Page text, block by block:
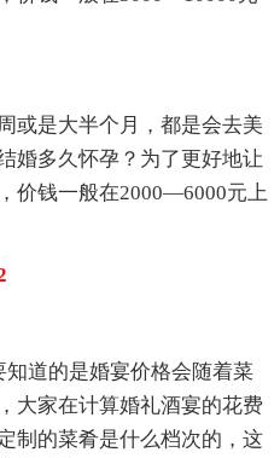
或是大半个月，都是会去美
婚多久怀孕？为了更好地让
价钱一般在2000—6000元上
道的是婚宴价格会随着菜
大家在计算婚礼酒宴的花费
制的菜肴是什么档次的，这